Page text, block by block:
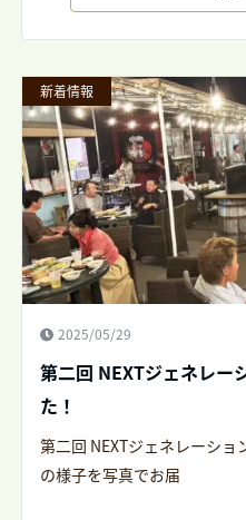
新着情報
2025/05/29
第二回 NEXTジェネレー
た！
第二回 NEXTジェネレーシ
の様子を写真でお届